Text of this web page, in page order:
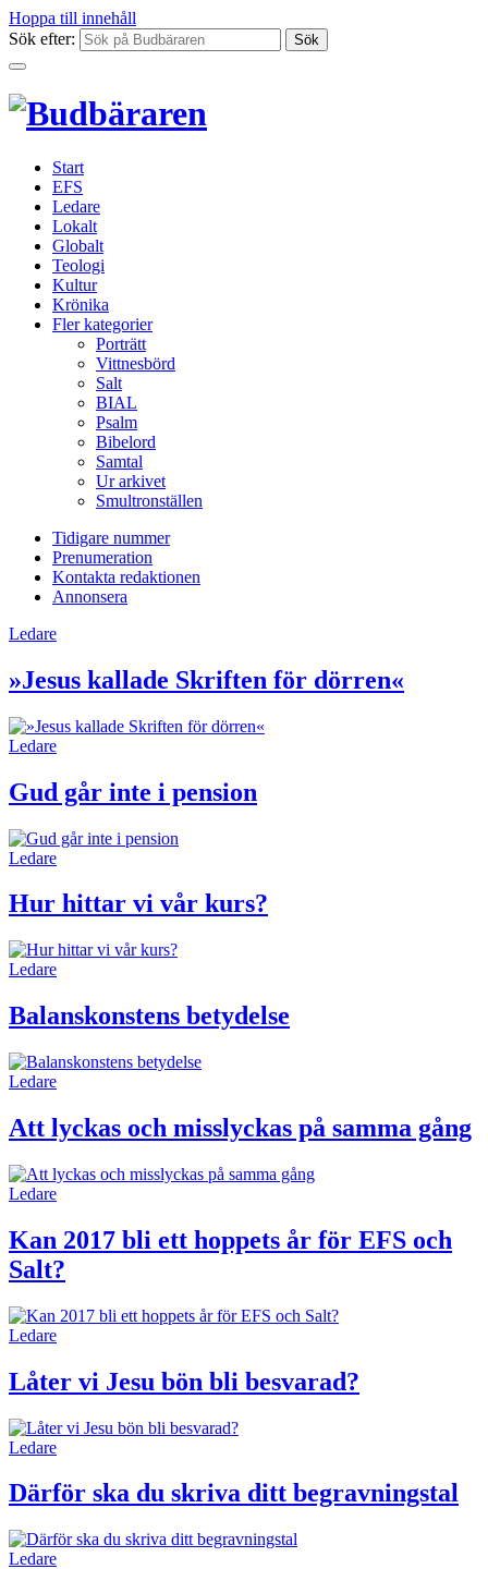
Hoppa till innehåll
Sök efter:
Start
EFS
Ledare
Lokalt
Globalt
Teologi
Kultur
Krönika
Fler kategorier
Porträtt
Vittnesbörd
Salt
BIAL
Psalm
Bibelord
Samtal
Ur arkivet
Smultronställen
Tidigare nummer
Prenumeration
Kontakta redaktionen
Annonsera
Ledare
»Jesus kallade Skriften för dörren«
Ledare
Gud går inte i pension
Ledare
Hur hittar vi vår kurs?
Ledare
Balanskonstens betydelse
Ledare
Att lyckas och misslyckas på samma gång
Ledare
Kan 2017 bli ett hoppets år för EFS och
Salt?
Ledare
Låter vi Jesu bön bli besvarad?
Ledare
Därför ska du skriva ditt begravningstal
Ledare